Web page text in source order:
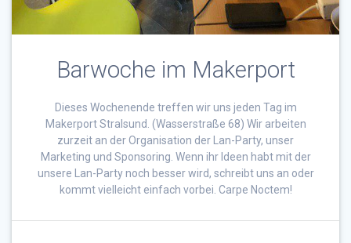
Barwoche im Makerport
Dieses Wochenende treffen wir uns jeden Tag im
Makerport Stralsund. (Wasserstraße 68) Wir arbeiten
zurzeit an der Organisation der Lan-Party, unser
Marketing und Sponsoring. Wenn ihr Ideen habt mit der
unsere Lan-Party noch besser wird, schreibt uns an oder
kommt vielleicht einfach vorbei. Carpe Noctem!